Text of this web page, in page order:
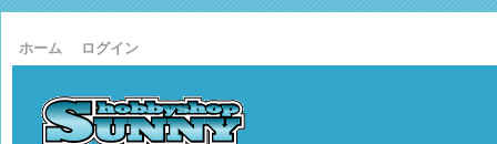
ホーム ログイン